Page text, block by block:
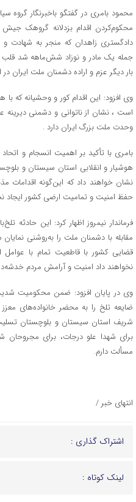
محمود بامری در گفتگو باخبرنگار گروه
محکوم‌کردن اقدام بزدلانه گروهک جیش
دادگستری زاهدان که منجر به شهادت
جمله یک مادر و نوزاد شش‌ماهه شد قلب
بار دیگر عزم و اراده دشمنان ملت ایران
وی افزود: این اقدام کور و وحشیانه که
است ، نشان از ناتوانی و دشمنی
وحدت ملت بزرگ ایران دارد .
بامری با تأکید بر اهمیت انسجام و
هوشیار و انقلابی استان سیستان و
نشان خواهند داد که این‌گونه اقدامات
حفظ امنیت و تمامیت ارضی کشور ایجاد
فرماندار نیمروز اظهار کرد: این حادثه
مقابله با دشمنان ملت را به‌روشنی
قضایی کشور با قاطعیت تمام با عوامل
نخواهند داد امنیت و آرامش مردم
وی در پایان افزود: ضمن محکومیت شدید
ضایعه تلخ را به محضر خانواده‌های
شریف استان سیستان و بلوچستان
برای شهدا علو درجات، برای مجروحان
مسألت دارم.
انتهای خبر /
اشتراک گذاری :
لینک کوتاه :